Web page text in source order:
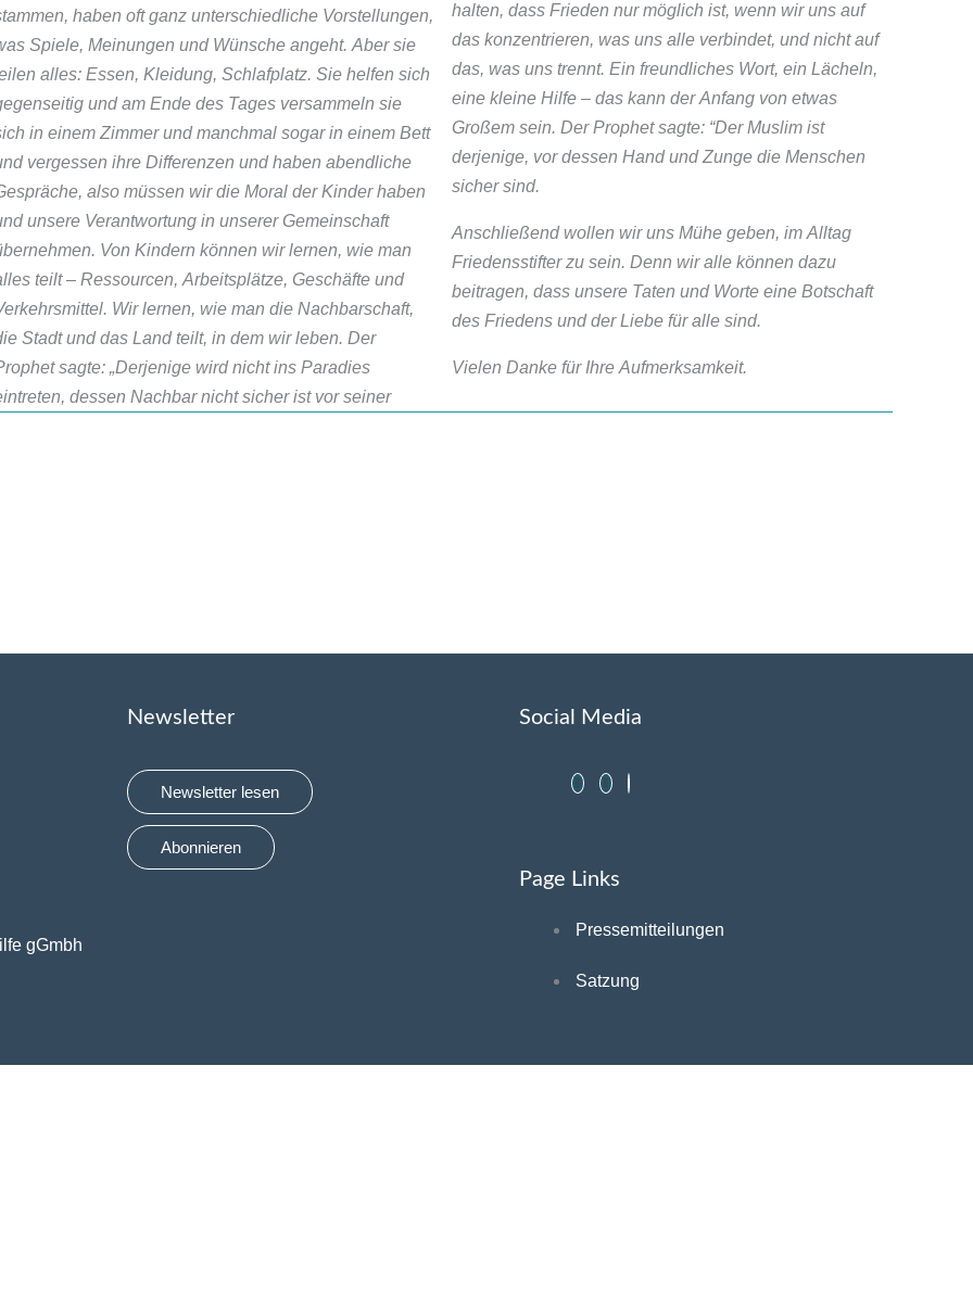
haben oft ganz unterschiedliche Vorstellungen,
Spiele, Meinungen und Wünsche angeht. Aber sie
alles: Essen, Kleidung, Schlafplatz. Sie helfen sich
und am Ende des Tages versammeln sie
in einem Zimmer und manchmal sogar in einem Bett
vergessen ihre Differenzen und haben abendliche
also müssen wir die Moral der Kinder haben
unsere Verantwortung in unserer Gemeinschaft
Von Kindern können wir lernen, wie man
teilt – Ressourcen, Arbeitsplätze, Geschäfte und
Wir lernen, wie man die Nachbarschaft,
Stadt und das Land teilt, in dem wir leben. Der
sagte: „Derjenige wird nicht ins Paradies
dessen Nachbar nicht sicher ist vor seiner
halten, dass Frieden nur möglich ist, wenn wir uns auf
das konzentrieren, was uns alle verbindet, und nicht auf
das, was uns trennt. Ein freundliches Wort, ein Lächeln,
eine kleine Hilfe – das kann der Anfang von etwas
Großem sein. Der Prophet sagte: “Der Muslim ist
derjenige, vor dessen Hand und Zunge die Menschen
sicher sind.
Anschließend wollen wir uns Mühe geben, im Alltag
Friedensstifter zu sein. Denn wir alle können dazu
beitragen, dass unsere Taten und Worte eine Botschaft
des Friedens und der Liebe für alle sind.
Vielen Danke für Ihre Aufmerksamkeit.
gGmbh
Newsletter
Newsletter lesen
Abonnieren
Social Media
Page Links
Pressemitteilungen
Satzung